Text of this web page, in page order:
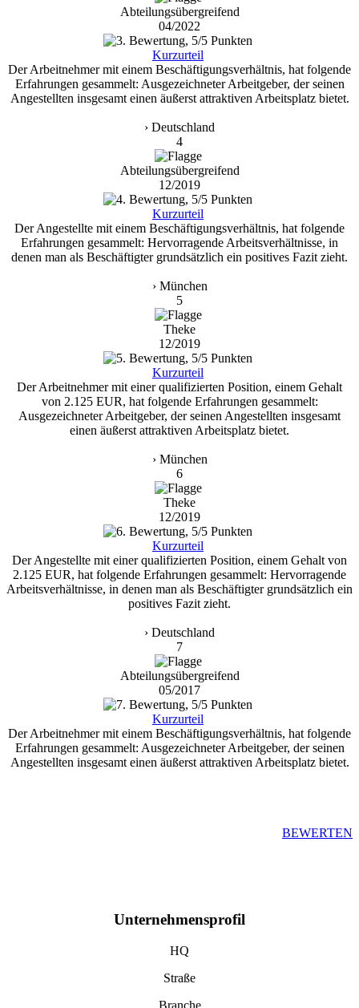
Abteilungsübergreifend
04/2022
Kurzurteil
Der Arbeitnehmer mit einem Beschäftigungsverhältnis, hat folgende
Erfahrungen gesammelt: Ausgezeichneter Arbeitgeber, der seinen
Angestellten insgesamt einen äußerst attraktiven Arbeitsplatz bietet.
› Deutschland
4
Abteilungsübergreifend
12/2019
Kurzurteil
Der Angestellte mit einem Beschäftigungsverhältnis, hat folgende
Erfahrungen gesammelt: Hervorragende Arbeitsverhältnisse, in
denen man als Beschäftigter grundsätzlich ein positives Fazit zieht.
› München
5
Theke
12/2019
Kurzurteil
Der Arbeitnehmer mit einer qualifizierten Position, einem Gehalt
von 2.125 EUR, hat folgende Erfahrungen gesammelt:
Ausgezeichneter Arbeitgeber, der seinen Angestellten insgesamt
einen äußerst attraktiven Arbeitsplatz bietet.
› München
6
Theke
12/2019
Kurzurteil
Der Angestellte mit einer qualifizierten Position, einem Gehalt von
2.125 EUR, hat folgende Erfahrungen gesammelt: Hervorragende
Arbeitsverhältnisse, in denen man als Beschäftigter grundsätzlich ein
positives Fazit zieht.
› Deutschland
7
Abteilungsübergreifend
05/2017
Kurzurteil
Der Arbeitnehmer mit einem Beschäftigungsverhältnis, hat folgende
Erfahrungen gesammelt: Ausgezeichneter Arbeitgeber, der seinen
Angestellten insgesamt einen äußerst attraktiven Arbeitsplatz bietet.
BEWERTEN
Unternehmensprofil
HQ
Straße